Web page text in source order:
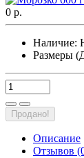
0 р.
Наличие:
Размеры
Продано!
Описание
Отзывов